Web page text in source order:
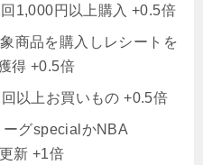
1,000円以上購入 +0.5倍
商品を購入しレシートを
得 +0.5倍
以上お買いもの +0.5倍
グspecialかNBA
新 +1倍